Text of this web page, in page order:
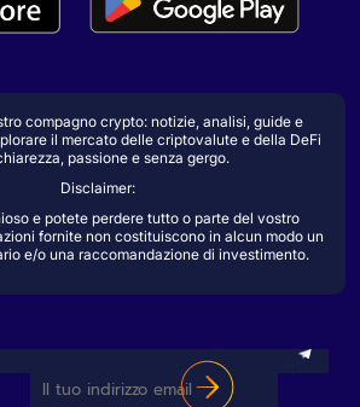
compagno crypto: notizie, analisi, guide e
il mercato delle criptovalute e della DeFi
passione e senza gergo.
Disclaimer:
e potete perdere tutto o parte del vostro
fornite non costituiscono in alcun modo un
e/o una raccomandazione di investimento.